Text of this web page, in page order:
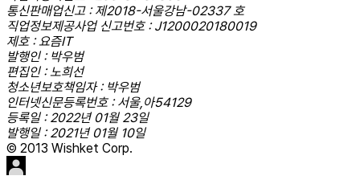
통신판매업신고 : 제2018-서울강남-02337 호
직업정보제공사업 신고번호 : J1200020180019
제호 : 요즘IT
발행인 : 박우범
편집인 : 노희선
청소년보호책임자 : 박우범
인터넷신문등록번호 : 서울,아54129
등록일 : 2022년 01월 23일
발행일 : 2021년 01월 10일
© 2013 Wishket Corp.